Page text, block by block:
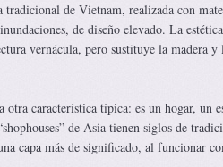
de Vietnam, realizada con
de diseño elevado. La
vernácula, pero sustituye la madera y
otra característica típica: es un hogar, un
de Asia tienen siglos de
capa más de significado, al funcionar